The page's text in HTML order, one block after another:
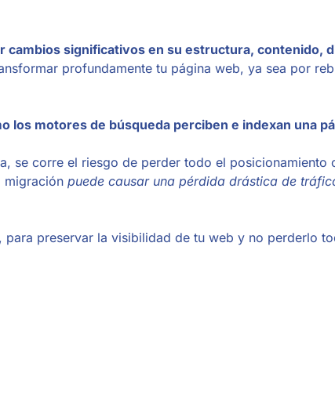
cambios significativos en su estructura, contenido,
profundamente tu página web, ya sea por
los motores de búsqueda perciben e indexan una
se corre el riesgo de perder todo el posicionamiento
migración puede causar una pérdida drástica de
, para preservar la visibilidad de tu web y no perderlo